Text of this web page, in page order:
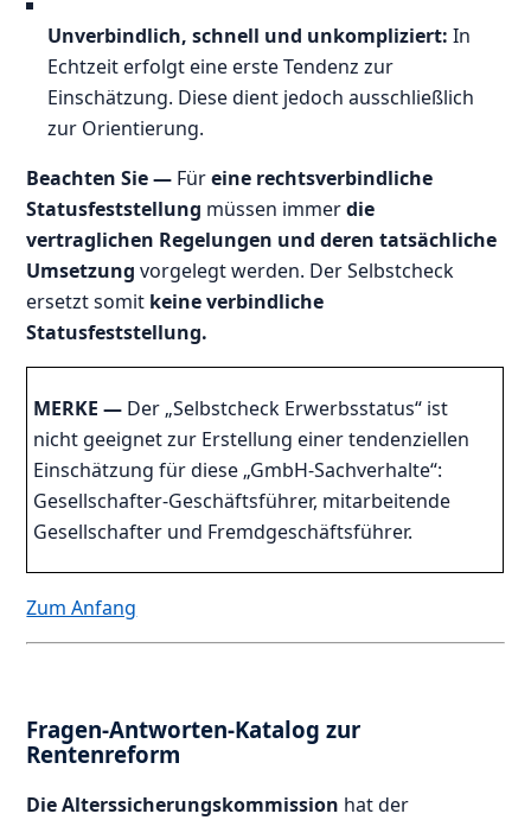
Unverbindlich, schnell und unkompliziert: In
Echtzeit erfolgt eine erste Tendenz zur
Einschätzung. Diese dient jedoch ausschließlich
zur Orientierung.
Beachten Sie — Füreine rechtsverbindliche
Statusfeststellung müssen immerdie
vertraglichen Regelungen und deren tatsächliche
Umsetzung vorgelegt werden. Der Selbstcheck
ersetzt somit keine verbindliche
Statusfeststellung.
MERKE — Der „Selbstcheck Erwerbsstatus“ ist
nicht geeignet zur Erstellung einer tendenziellen
Einschätzung für diese „GmbH-Sachverhalte“:
Gesellschafter-Geschäftsführer, mitarbeitende
Gesellschafter und Fremdgeschäftsführer.
Zum Anfang
Fragen-Antworten-Katalog zur
Rentenreform
Die Alterssicherungskommission hat der